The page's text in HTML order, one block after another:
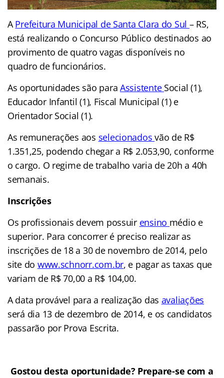
APrefeitura Municipal de Santa Clara do Sul – RS,
está realizando o Concurso Público destinados ao
provimento de quatro vagas disponíveis no
quadro de funcionários.
As oportunidades são para Assistente Social (1),
Educador Infantil (1), Fiscal Municipal (1) e
Orientador Social (1).
As remunerações aos selecionadosvão de R$
1.351,25, podendo chegar a R$ 2.053,90, conforme
o cargo. O regime de trabalho varia de 20h a 40h
semanais.
Inscrições
Os profissionais devem possuir ensino médio e
superior. Para concorrer é preciso realizar as
inscrições de 18 a 30 de novembro de 2014, pelo
site do www.schnorr.com.br, e pagar as taxas que
variam de R$ 70,00 a R$ 104,00.
A data provável para a realização das avaliações
será dia 13 de dezembro de 2014, e os candidatos
passarão por Prova Escrita.
Gostou desta oportunidade? Prepare-se com a